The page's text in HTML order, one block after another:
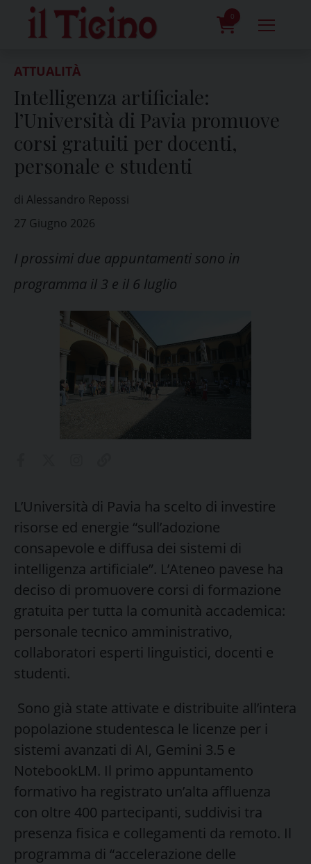
content
0
ATTUALITÀ
Intelligenza artificiale:
l’Università di Pavia promuove
corsi gratuiti per docenti,
personale e studenti
di Alessandro Repossi
27 Giugno 2026
I prossimi due appuntamenti sono in
programma il 3 e il 6 luglio
L’Università di Pavia ha scelto di investire
risorse ed energie “sull’adozione
consapevole e diffusa dei sistemi di
intelligenza artificiale”. L’Ateneo pavese ha
deciso di promuovere corsi di formazione
gratuita per tutta la comunità accademica:
personale tecnico amministrativo,
collaboratori esperti linguistici, docenti e
studenti.
Sono già state attivate e distribuite all’intera
popolazione studentesca le licenze per i
sistemi avanzati di AI, Gemini 3.5 e
NotebookLM. Il primo appuntamento
formativo ha registrato un’alta affluenza
con oltre 400 partecipanti, suddivisi tra
presenza fisica e collegamenti da remoto. Il
programma di “accelerazione delle